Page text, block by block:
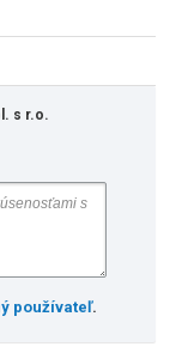
s r.o.
používateľ.